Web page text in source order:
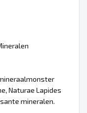
Naturae Lapides
mineralen.